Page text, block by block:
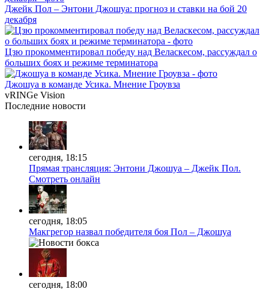
Джейк Пол – Энтони Джошуа: прогноз и ставки на бой 20
декабря
Цзю прокомментировал победу над Веласкесом, рассуждал о
больших боях и режиме терминатора
Джошуа в команде Усика. Мнение Гроувза
vRINGe Vision
Последние новости
сегодня, 18:15
Прямая трансляция: Энтони Джошуа – Джейк Пол.
Смотреть онлайн
сегодня, 18:05
Макгрегор назвал победителя боя Пол – Джошуа
сегодня, 18:00